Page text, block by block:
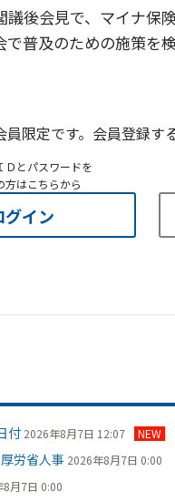
後会見で、マイナ保
で普及のための施策
員限定です。会員登録す
Ｄとパスワードを
方はこちらから
グイン
付 2026年8月7日 12:07 NEW
労省人事 2026年8月7日 0:00
8月7日 0:00